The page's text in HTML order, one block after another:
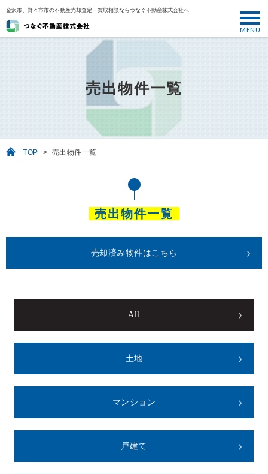
金沢市、野々市市の不動産売却査定・買取相談ならつなぐ不動産株式会社へ
MENU
会社案内
売出物件一覧
TOP > 売出物件一覧
売出物件一覧
売却済み物件はこちら
All
土地
マンション
戸建て